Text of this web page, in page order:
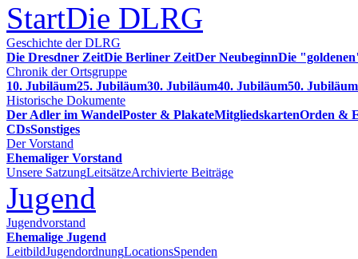
StartDie DLRG
Geschichte der DLRG
Die Dresdner ZeitDie Berliner ZeitDer NeubeginnDie
Chronik der Ortsgruppe
10. Jubiläum25. Jubiläum30. Jubiläum40. Jubiläum50. Jubiläum
Historische Dokumente
Der Adler im WandelPoster & PlakateMitgliedskartenOrden &
CDsSonstiges
Der Vorstand
Ehemaliger Vorstand
Unsere SatzungLeitsätzeArchivierte Beiträge
Jugend
Jugendvorstand
Ehemalige Jugend
LeitbildJugendordnungLocationsSpenden